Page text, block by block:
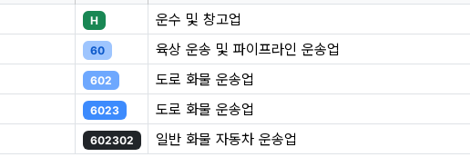
H
운수 및 창고업
60
육상 운송 및 파이프라인 운송업
602
도로 화물 운송업
6023
도로 화물 운송업
602302 일반 화물 자동차 운송업